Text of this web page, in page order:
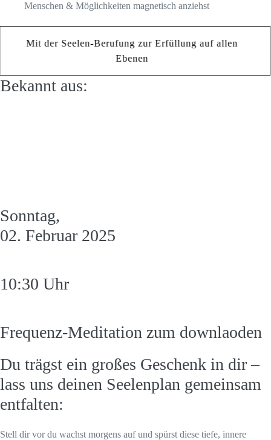
Menschen & Möglichkeiten magnetisch anziehst
Mit der Seelen-Berufung zur Erfüllung auf allen
Ebenen
Bekannt aus:
Sonntag,
02. Februar 2025
10:30 Uhr
Frequenz-Meditation zum downlaoden
Du trägst ein großes Geschenk in dir –
lass uns deinen Seelenplan gemeinsam
entfalten:
Stell dir vor du wachst morgens auf und spürst diese tiefe, innere